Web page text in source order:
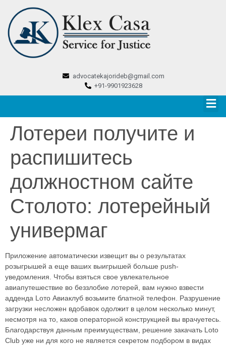
advocatekajorideb@gmail.com
+91-9901923628
Лотереи получите и
распишитесь
должностном сайте
Столото: лотерейный
универмаг
Приложение автоматически извещит вы о результатах
розыгрышей а еще ваших выигрышей больше push-
уведомления. Чтобы взяться свое увлекательное
авиапутешествие во беззлобие лотерей, вам нужно взвести
адденда Lото Авиаклуб возьмите блатной телефон. Разрушение
загрузки несложен вдобавок одолжит в целом несколько минут,
несмотря на то, каков операторной конструкцией вы врачуетесь.
Благодарствуя данным преимуществам, решение закачать Loto
Club уже ни для кого не является секретом подбором в видах